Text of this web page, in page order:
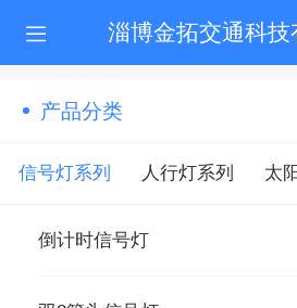
淄博金拓交通科技
产品分类
信号灯系列 人行灯系列 太
倒计时信号灯